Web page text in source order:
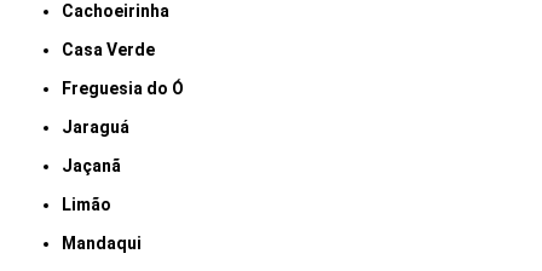
Cachoeirinha
Casa Verde
Freguesia do Ó
Jaraguá
Jaçanã
Limão
Mandaqui